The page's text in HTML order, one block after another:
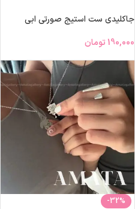
جاکلیدی ست استیج صورتی ابی
190,000 تومان
-32%